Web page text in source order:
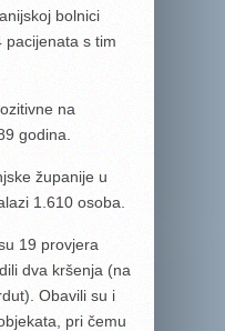
bolnici
pacijenata s tim
na
godina.
županije u
1.610 osoba.
19 provjera
dva kršenja (na
Obavili su i
pri čemu